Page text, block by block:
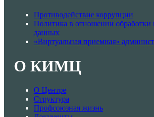
Противодействие коррупции
Политика в отношении обработки
данных
«Виртуальная приемная»
О КИМЦ
О Центре
Структура
Профсоюзная жизнь